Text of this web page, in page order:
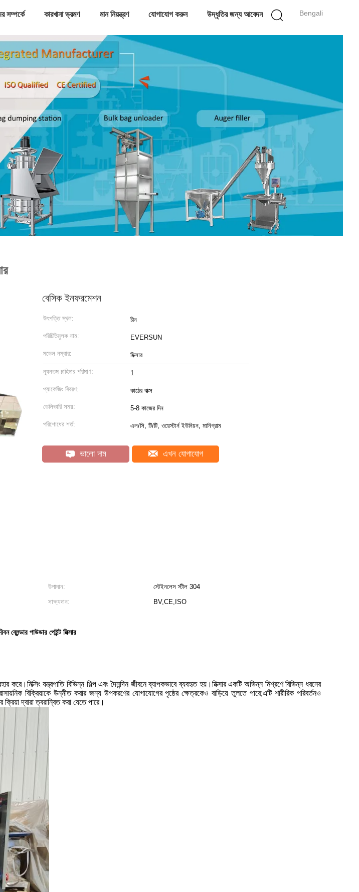
Bengali
সম্পর্কে কারখানা ভ্রমণ মান নিয়ন্ত্রণ যোগাযোগ করুন উদ্ধৃতির জন্য আবেদন
বেসিক ইনফরমেশন
উৎপত্তি স্থল: চীন
পরিচিতিমুলক নাম: EVERSUN
মডেল নম্বার: মিক্সার
ন্যূনতম চাহিদার পরিমাণ: 1
প্যাকেজিং বিবরণ: কাঠের বাক্স
ডেলিভারি সময়: 5-8 কাজের দিন
পরিশোধের শর্ত: এল/সি, টি/টি, ওয়েস্টার্ন ইউনিয়ন, মানিগ্রাম
ভালো দাম এখন যোগাযোগ
উপাদান:
স্টেইনলেস স্টীল 304
সাক্ষ্যদান:
BV,CE,ISO
ব্লেন্ডার পাউডার পেইন্ট মিক্সার
করে।মিক্সিং যন্ত্রপাতি বিভিন্ন শিল্প এবং দৈনন্দিন জীবনে ব্যাপকভাবে ব্যবহৃত হয়।মিক্সার একটি অভিন্ন মিশ্রণে বিভিন্ন ধরনের
বিক্রিয়াকে উন্নীত করার জন্য উপকরণের যোগাযোগের পৃষ্ঠের ক্ষেত্রকেও বাড়িয়ে তুলতে পারে;এটি শারীরিক পরিবর্তনও
দ্বারা ত্বরান্বিত করা যেতে পারে।